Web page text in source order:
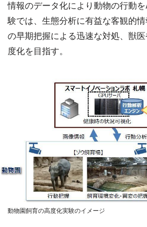
情報のデータ化により動物の行動
験では、生態分析に有益な客観的
の早期把握による迅速な対処、獣
度化を目指す。
動物園飼育の高度化実験のイメージ